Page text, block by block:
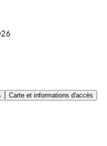
Carte et informations d'accès